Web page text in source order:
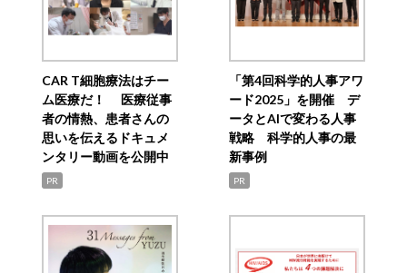
CAR T細胞療法はチー
ム医療だ！ 医療従事
者の情熱、患者さんの
思いを伝えるドキュメ
ンタリー動画を公開中
PR
「第4回科学的人事アワ
ード2025」を開催 デ
ータとAIで変わる人事
戦略 科学的人事の最
新事例
PR